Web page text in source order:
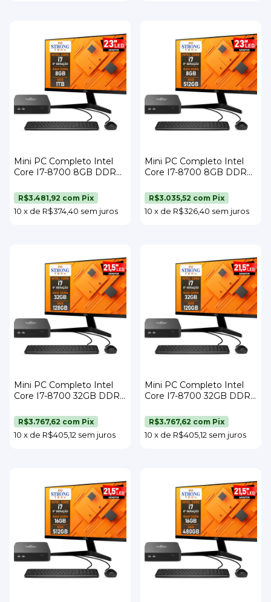
Mini PC Completo Intel
Core I7-8700 8GB DDR4
Teclado e Mouse Strong
Tech
10 x de R$374,40 sem juros
R$3.481,92 com Pix
Mini PC Completo Intel
Core I7-8700 8GB DDR4
23" Teclado e Mouse
Strong Tech
10 x de R$326,40 sem juros
R$3.035,52 com Pix
Mini PC Completo Intel
Core I7-8700 32GB DDR4
21,5" Teclado e Mouse
Strong Tech
10 x de R$405,12 sem juros
R$3.767,62 com Pix
Mini PC Completo Intel
Core I7-8700 32GB DDR4
21,5" Teclado e Mouse
Strong Tech
10 x de R$405,12 sem juros
R$3.767,62 com Pix